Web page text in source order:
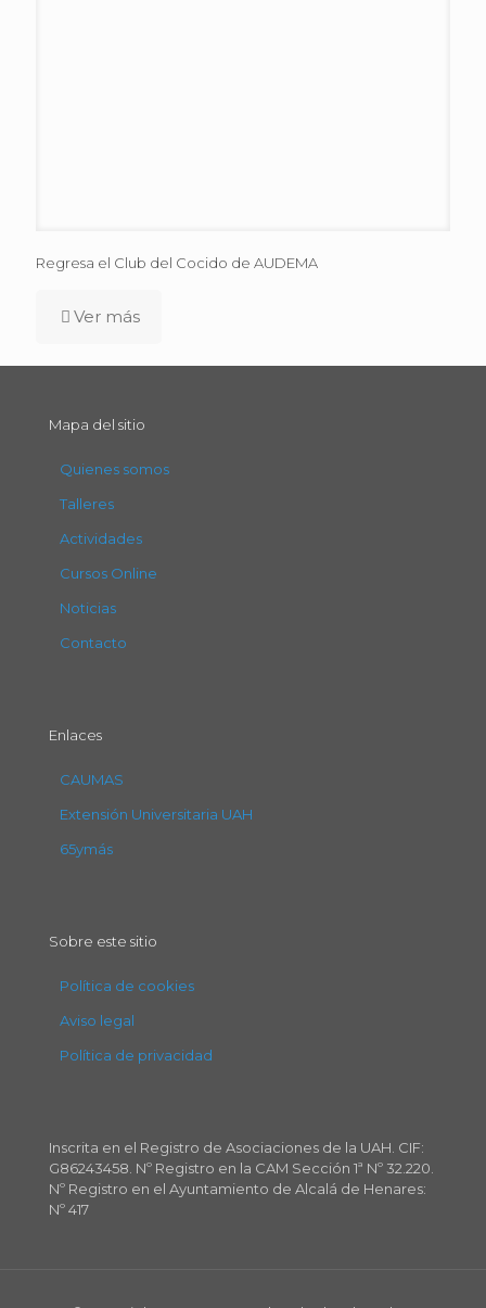
Regresa el Club del Cocido de AUDEMA
Ver más
Mapa del sitio
Quienes somos
Talleres
Actividades
Cursos Online
Noticias
Contacto
Enlaces
CAUMAS
Extensión Universitaria UAH
65ymás
Sobre este sitio
Política de cookies
Aviso legal
Política de privacidad
Inscrita en el Registro de Asociaciones de la UAH. CIF:
G86243458. Nº Registro en la CAM Sección 1ª Nº 32.220.
Nº Registro en el Ayuntamiento de Alcalá de Henares:
Nº 417